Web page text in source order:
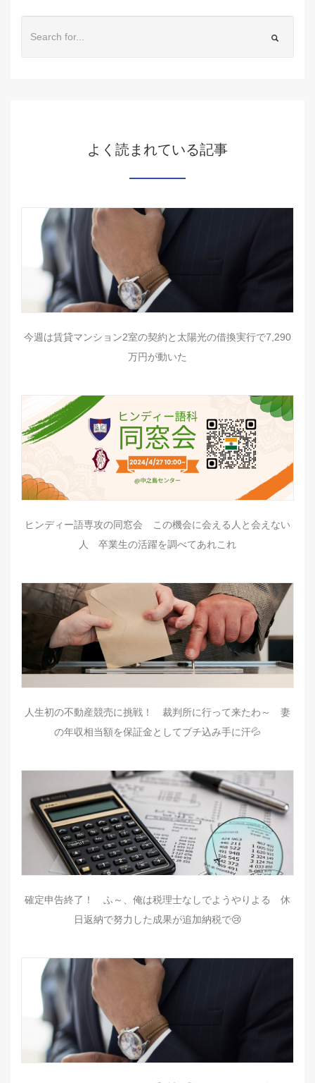
よく読まれている記事
今週は賃貸マンション2室の契約と太陽光の借換実行で7,290
万円が動いた
ヒンディー語専攻の同窓会 この機会に会える人と会えない
人 卒業生の活躍を調べてあれこれ
人生初の不動産競売に挑戦！ 裁判所に行って来たわ～ 妻
の年収相当額を保証金としてブチ込み手に汗💦
確定申告終了！ ふ～、俺は税理士なしでようやりよる 休
日返納で努力した成果が追加納税で😢